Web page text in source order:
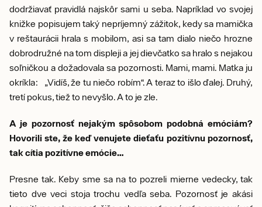
dodržiavať pravidlá najskôr sami u seba. Napríklad vo svojej
knižke popisujem taký nepríjemný zážitok, kedy sa mamička
v reštaurácii hrala s mobilom, asi sa tam dialo niečo hrozne
dobrodružné na tom displeji a jej dievčatko sa hralo s nejakou
soľničkou a dožadovala sa pozornosti. Mami, mami. Matka ju
okríkla: „Vidíš, že tu niečo robím“. A teraz to išlo ďalej. Druhý,
tretí pokus, tiež to nevyšlo. A to je zle.
A je pozornosť nejakým spôsobom podobná emóciám?
Hovorili ste, že keď venujete dieťaťu pozitívnu pozornosť,
tak cítia pozitívne emócie…
Presne tak. Keby sme sa na to pozreli mierne vedecky, tak
tieto dve veci stoja trochu vedľa seba. Pozornosť je akási